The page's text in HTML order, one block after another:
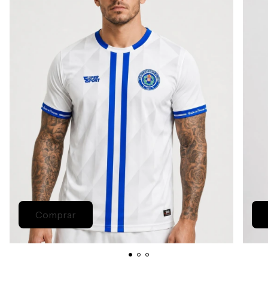
Comprar